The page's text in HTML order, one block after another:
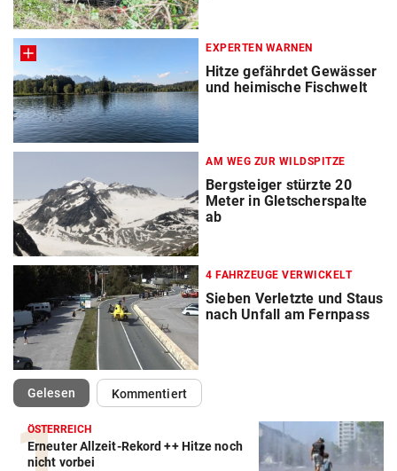
EXPERTEN WARNEN
Hitze gefährdet Gewässer
und heimische Fischwelt
AM WEG ZUR WILDSPITZE
Bergsteiger stürzte 20
Meter in Gletscherspalte
ab
4 FAHRZEUGE VERWICKELT
Sieben Verletzte und Staus
nach Unfall am Fernpass
Gelesen(ausgewählt)Kommentiert
ÖSTERREICH
Erneuter Allzeit-Rekord ++ Hitze noch
nicht vorbei